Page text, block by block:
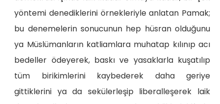
yöntemi denediklerini örnekleriyle anlatan Pamak;
bu denemelerin sonucunun hep hüsran olduğunu
ya Müslümanların katliamlara muhatap kılınıp acı
bedeller ödeyerek, baskı ve yasaklarla kuşatılıp
tüm birikimlerini kaybederek daha geriye
gittiklerini ya da sekülerleşip liberalleşerek laik